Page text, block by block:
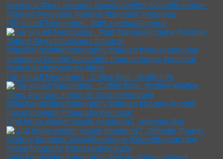
Für visuell Neugierige . #girl #sensuallingerie
Für visuell Neugierige . Coffee time . #coffee #k
Und heute wieder visuell neugierig? . #fenster #ha